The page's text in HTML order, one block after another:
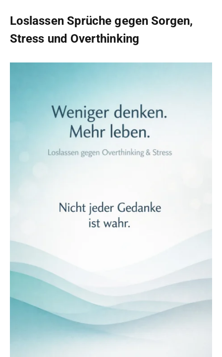
Loslassen Sprüche gegen Sorgen,
Stress und Overthinking